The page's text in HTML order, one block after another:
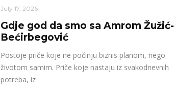
July 17, 2026
Gdje god da smo sa Amrom Žužić-
Bećirbegović
Postoje priče koje ne počinju biznis planom, nego
životom samim. Priče koje nastaju iz svakodnevnih
potreba, iz